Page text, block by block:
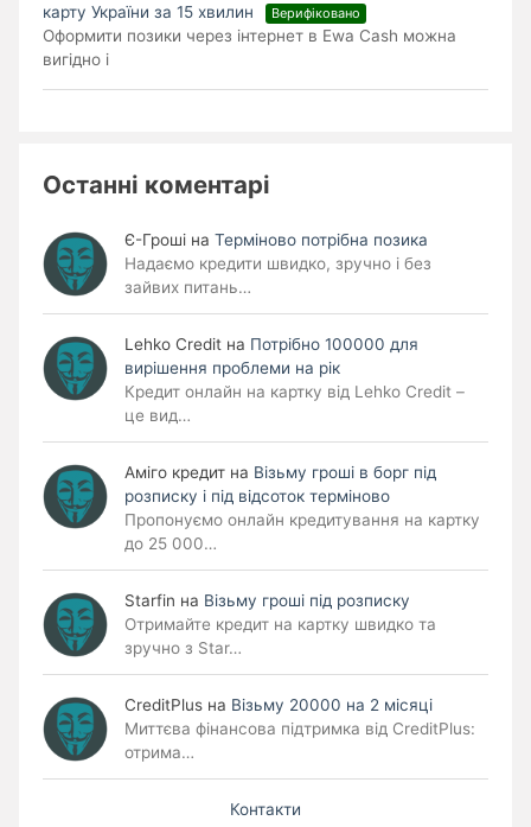
карту України за 15 хвилин
Верифіковано
Оформити позики через інтернет в Ewa Cash можна
вигідно і
Останні коментарі
Є-Гроші на Терміново потрібна позика
Надаємо кредити швидко, зручно і без
зайвих питань…
Lehko Сredit на Потрібно 100000 для
вирішення проблеми на рік
Кредит онлайн на картку від Lehko Credit –
це вид…
Аміго кредит на Візьму гроші в борг під
розписку і під відсоток терміново
Пропонуємо онлайн кредитування на картку
до 25 000…
Starfin на Візьму гроші під розписку
Отримайте кредит на картку швидко та
зручно з Star…
CreditPlus на Візьму 20000 на 2 місяці
Миттєва фінансова підтримка від CreditPlus:
отрима…
Контакти